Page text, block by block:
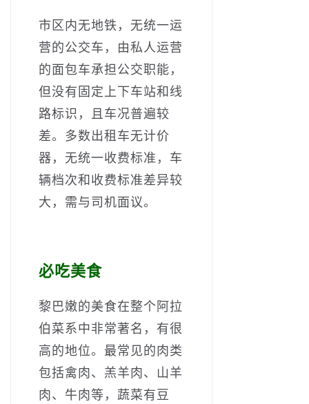
市区内无地铁，无统一运
营的公交车，由私人运营
的面包车承担公交职能，
但没有固定上下车站和线
路标识，且车况普遍较
差。多数出租车无计价
器，无统一收费标准，车
辆档次和收费标准差异较
大，需与司机面议。
必吃美食
黎巴嫩的美食在整个阿拉
伯菜系中非常著名，有很
高的地位。最常见的肉类
包括禽肉、羔羊肉、山羊
肉、牛肉等，蔬菜有豆